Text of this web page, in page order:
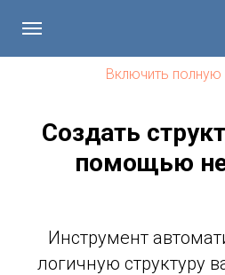
Включить
Создать
помощью
Инструмент
логичную структуру